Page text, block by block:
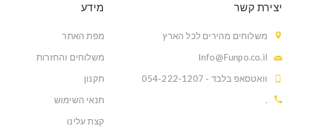
יצירת קשר
משלוחים מהירים לכל הארץ
Info@Funpo.co.il
וואטסאפ בלבד - 054-222-1207
.
מידע
מפת האתר
משלוחים והחזרות
תקנון
תנאי השימוש
קצת עלינו